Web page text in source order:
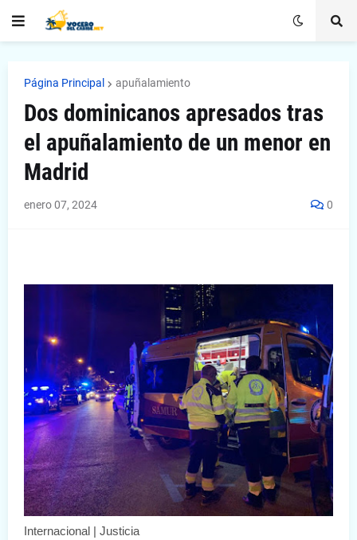
Página Principal apuñalamiento
Dos dominicanos apresados tras
el apuñalamiento de un menor en
Madrid
enero 07, 2024 0
Internacional | Justicia